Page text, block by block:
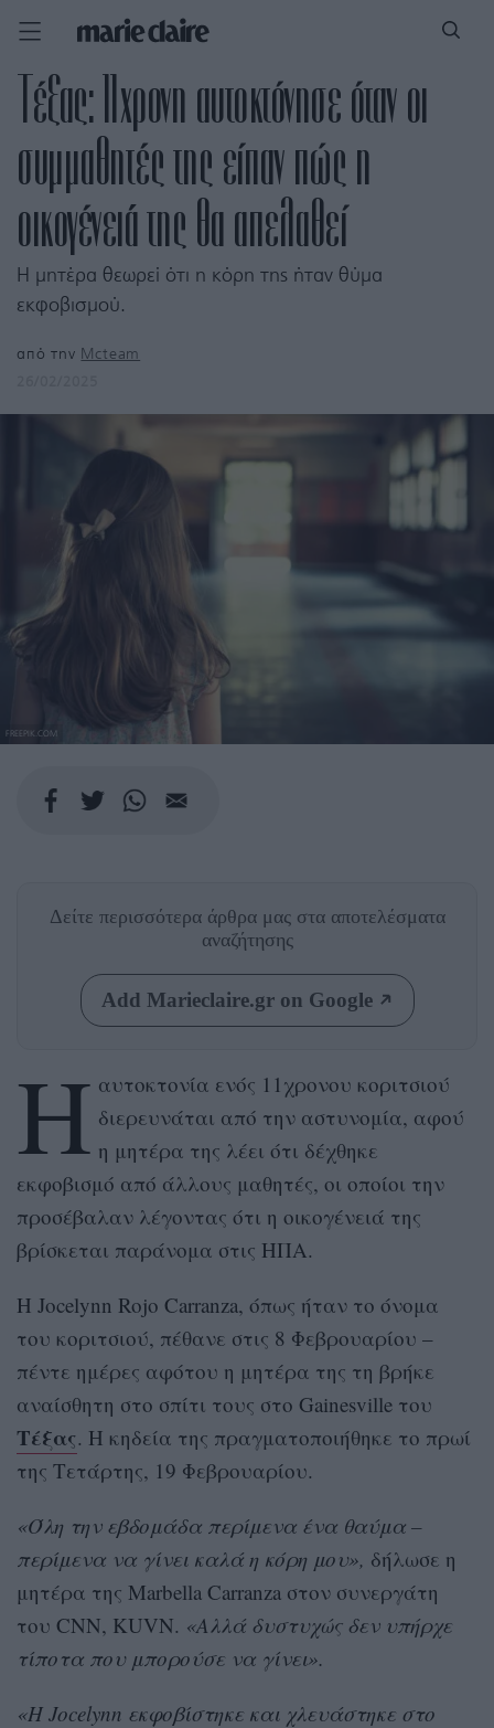
Τέξας: 11χρονη αυτοκτόνησε όταν οι
συμμαθητές της είπαν πώς η
οικογένειά της θα απελαθεί
Η μητέρα θεωρεί ότι η κόρη της ήταν θύμα
εκφοβισμού.
από την Mcteam
FREEPIK.COM
Δείτε περισσότερα άρθρα μας στα αποτελέσματα
αναζήτησης
Add Marieclaire.gr on Google
Η αυτοκτονία ενός 11χρονου κοριτσιού
διερευνάται από την αστυνομία, αφού
η μητέρα της λέει ότι δέχθηκε
εκφοβισμό από άλλους μαθητές, οι οποίοι την
προσέβαλαν λέγοντας ότι η οικογένειά της
βρίσκεται παράνομα στις ΗΠΑ.
Η Jocelynn Rojo Carranza, όπως ήταν το όνομα
του κοριτσιού, πέθανε στις 8 Φεβρουαρίου –
πέντε ημέρες αφότου η μητέρα της τη βρήκε
αναίσθητη στο σπίτι τους στο Gainesville του
Τέξας. Η κηδεία της πραγματοποιήθηκε το πρωί
της Τετάρτης, 19 Φεβρουαρίου.
«Όλη την εβδομάδα περίμενα ένα θαύμα –
περίμενα να γίνει καλά η κόρη μου», δήλωσε η
μητέρα της Marbella Carranza στον συνεργάτη
του CNN, KUVN. «Αλλά δυστυχώς δεν υπήρχε
τίποτα που μπορούσε να γίνει».
«Η Jocelynn εκφοβίστηκε και χλευάστηκε στο